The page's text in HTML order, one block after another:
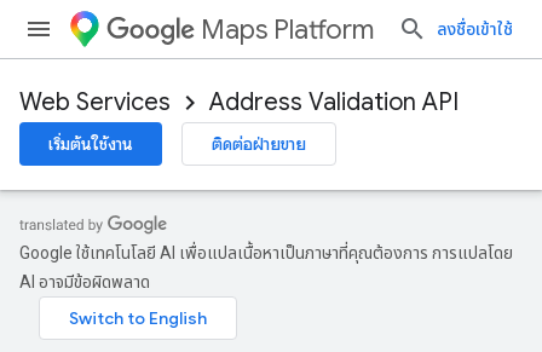
Maps Platform ลงชื่อเข้าใช้
Web Services Address Validation API
เริ่มต้นใช้งาน ติดต่อฝ่ายขาย
Google ใช้เทคโนโลยี AI เพื่อแปลเนื้อหาเป็นภาษาที่คุณต้องการ การแปลโดย
AI อาจมีข้อผิดพลาด